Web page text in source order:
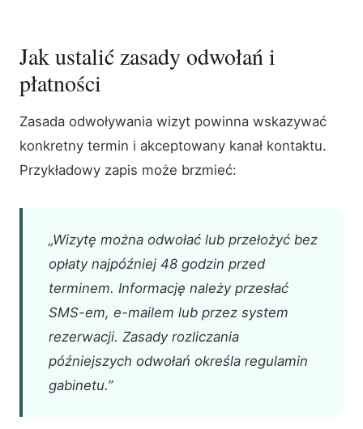
Jak ustalić zasady odwołań i
płatności
Zasada odwoływania wizyt powinna wskazywać
konkretny termin i akceptowany kanał kontaktu.
Przykładowy zapis może brzmieć:
„Wizytę można odwołać lub przełożyć bez
opłaty najpóźniej 48 godzin przed
terminem. Informację należy przesłać
SMS-em, e-mailem lub przez system
rezerwacji. Zasady rozliczania
późniejszych odwołań określa regulamin
gabinetu.”